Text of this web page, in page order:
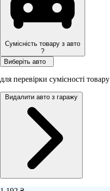
Сумісність товару з авто
?
Виберіть авто
для перевірки сумісності товару
Видалити авто з гаражу